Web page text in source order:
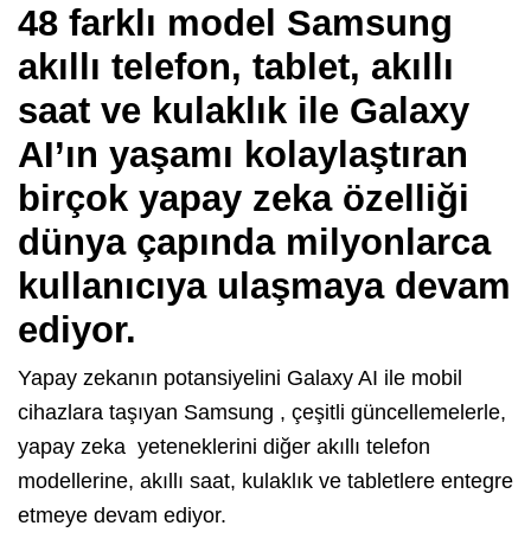
48 farklı model Samsung
akıllı telefon, tablet, akıllı
saat ve kulaklık ile Galaxy
AI’ın yaşamı kolaylaştıran
birçok yapay zeka özelliği
dünya çapında milyonlarca
kullanıcıya ulaşmaya devam
ediyor.
Yapay zekanın potansiyelini Galaxy AI ile mobil
cihazlara taşıyan Samsung , çeşitli güncellemelerle,
yapay zeka yeteneklerini diğer akıllı telefon
modellerine, akıllı saat, kulaklık ve tabletlere entegre
etmeye devam ediyor.